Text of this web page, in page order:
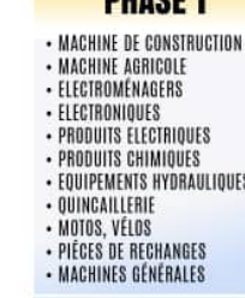
yet! You be the first
e-mail ne sera pas